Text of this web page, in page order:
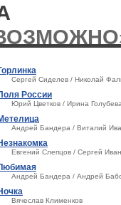
Сергей Сиделев / Николай
России
Юрий Цветков / Ирина
Андрей Бандера / Виталий
Евгений Слепцов / Сергей
Андрей Бандера / Андрей
Вячеслав Клименков